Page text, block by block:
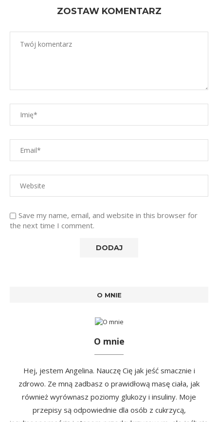
ZOSTAW KOMENTARZ
Save my name, email, and website in this browser for
the next time I comment.
O MNIE
O mnie
Hej, jestem Angelina. Nauczę Cię jak jeść smacznie i
zdrowo. Ze mną zadbasz o prawidłową masę ciała, jak
również wyrównasz poziomy glukozy i insuliny. Moje
przepisy są odpowiednie dla osób z cukrzycą,